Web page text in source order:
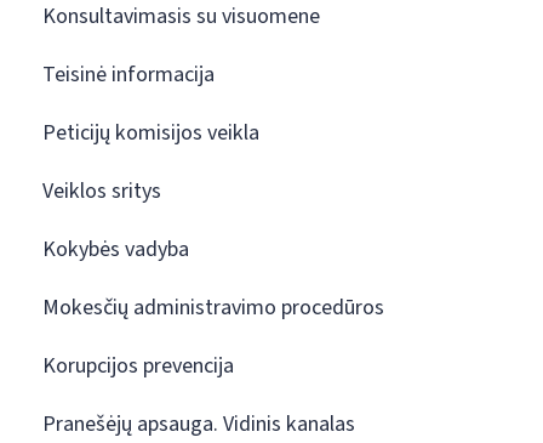
Konsultavimasis su visuomene
Teisinė informacija
Peticijų komisijos veikla
Veiklos sritys
Kokybės vadyba
Mokesčių administravimo procedūros
Korupcijos prevencija
Pranešėjų apsauga. Vidinis kanalas